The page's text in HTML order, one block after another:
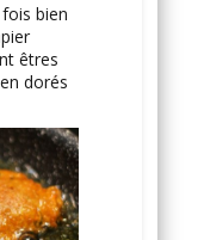
bien
êtres
dorés